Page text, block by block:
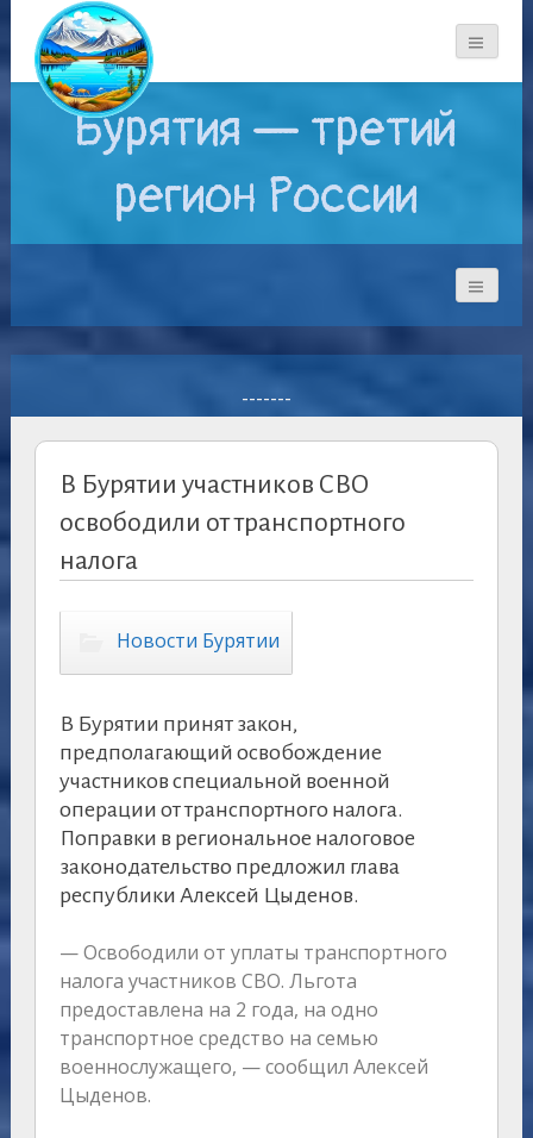
Бурятия — третий
регион России
-------
В Бурятии участников СВО
освободили от транспортного
налога
Новости Бурятии
В Бурятии принят закон,
предполагающий освобождение
участников специальной военной
операции от транспортного налога.
Поправки в региональное налоговое
законодательство предложил глава
республики Алексей Цыденов.
— Освободили от уплаты транспортного
налога участников СВО. Льгота
предоставлена на 2 года, на одно
транспортное средство на семью
военнослужащего, — сообщил Алексей
Цыденов.